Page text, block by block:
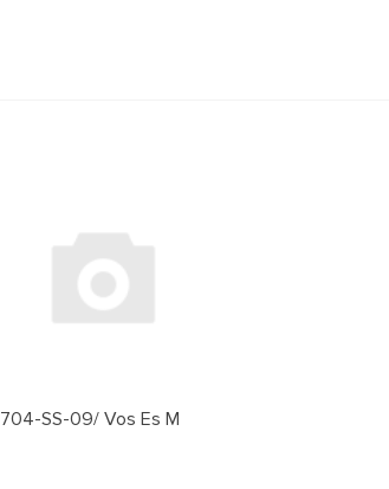
SS-09/ Vos Es M